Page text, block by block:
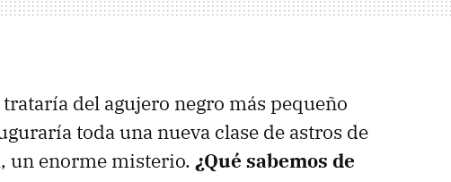
del agujero negro más pequeño
toda una nueva clase de astros de
un enorme misterio. ¿Qué sabemos de